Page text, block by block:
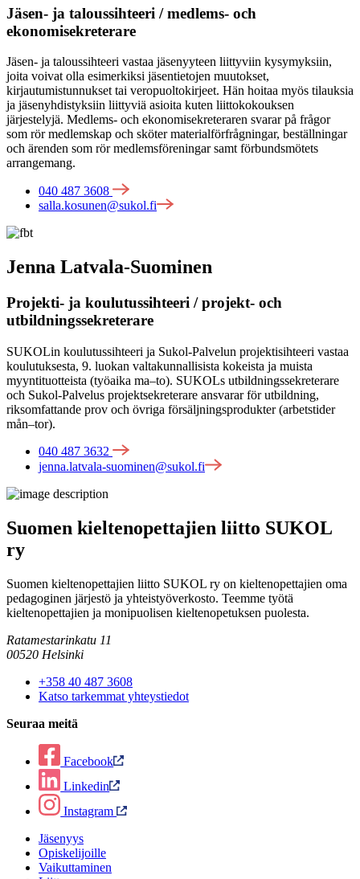
Jäsen- ja taloussihteeri / medlems- och
ekonomisekreterare
Jäsen- ja taloussihteeri vastaa jäsenyyteen liittyviin kysymyksiin,
joita voivat olla esimerkiksi jäsentietojen muutokset,
kirjautumistunnukset tai veropuoltokirjeet. Hän hoitaa myös tilauksia
ja jäsenyhdistyksiin liittyviä asioita kuten liittokokouksen
järjestelyjä. Medlems- och ekonomisekreteraren svarar på frågor
som rör medlemskap och sköter materialförfrågningar, beställningar
och ärenden som rör medlemsföreningar samt förbundsmötets
arrangemang.
040 487 3608
salla.kosunen@sukol.fi
Jenna Latvala-Suominen
Projekti- ja koulutussihteeri / projekt- och
utbildningssekreterare
SUKOLin koulutussihteeri ja Sukol-Palvelun projektisihteeri vastaa
koulutuksesta, 9. luokan valtakunnallisista kokeista ja muista
myyntituotteista (työaika ma–to). SUKOLs utbildningssekreterare
och Sukol-Palvelus projektsekreterare ansvarar för utbildning,
riksomfattande prov och övriga försäljningsprodukter (arbetstider
mån–tor).
040 487 3632
jenna.latvala-suominen@sukol.fi
Suomen kieltenopettajien liitto SUKOL
ry
Suomen kieltenopettajien liitto SUKOL ry on kieltenopettajien oma
pedagoginen järjestö ja yhteistyöverkosto. Teemme työtä
kieltenopettajien ja monipuolisen kieltenopetuksen puolesta.
Ratamestarinkatu 11
00520 Helsinki
+358 40 487 3608
Katso tarkemmat yhteystiedot
Seuraa meitä
Facebook
Linkedin
Instagram
Jäsenyys
Opiskelijoille
Vaikuttaminen